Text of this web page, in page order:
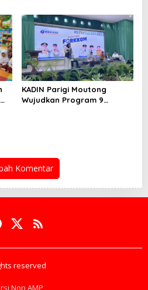
Pasar Global
KADIN Parigi Moutong
Wujudkan Program 9
Komentar
reserved
Non AMP